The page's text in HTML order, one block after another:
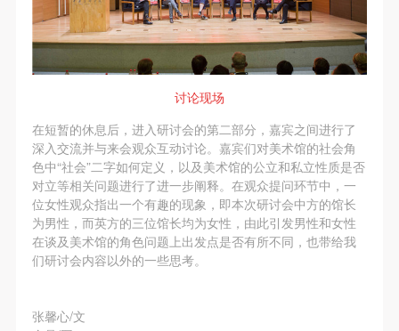
讨论现场
在短暂的休息后，进入研讨会的第二部分，嘉宾之间进行了
深入交流并与来会观众互动讨论。嘉宾们对美术馆的社会角
色中“社会”二字如何定义，以及美术馆的公立和私立性质是否
对立等相关问题进行了进一步阐释。在观众提问环节中，一
位女性观众指出一个有趣的现象，即本次研讨会中方的馆长
为男性，而英方的三位馆长均为女性，由此引发男性和女性
在谈及美术馆的角色问题上出发点是否有所不同，也带给我
们研讨会内容以外的一些思考。
张馨心/文